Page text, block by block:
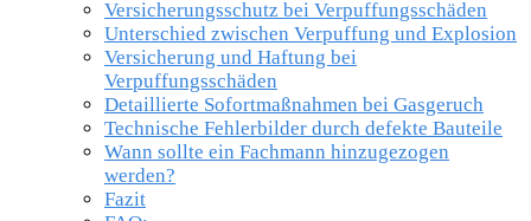
Versicherungsschutz bei Verpuffungsschäden
Unterschied zwischen Verpuffung und Explosion
Versicherung und Haftung bei
Verpuffungsschäden
Detaillierte Sofortmaßnahmen bei Gasgeruch
Technische Fehlerbilder durch defekte Bauteile
Wann sollte ein Fachmann hinzugezogen
werden?
Fazit